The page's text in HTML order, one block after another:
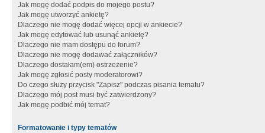
Jak mogę dodać podpis do mojego postu?
Jak mogę utworzyć ankietę?
Dlaczego nie mogę dodać więcej opcji w ankiecie?
Jak mogę edytować lub usunąć ankietę?
Dlaczego nie mam dostępu do forum?
Dlaczego nie mogę dodawać załączników?
Dlaczego dostałam(em) ostrzeżenie?
Jak mogę zgłosić posty moderatorowi?
Do czego służy przycisk "Zapisz" podczas pisania tematu?
Dlaczego mój post musi być zatwierdzony?
Jak mogę podbić mój temat?
Formatowanie i typy tematów